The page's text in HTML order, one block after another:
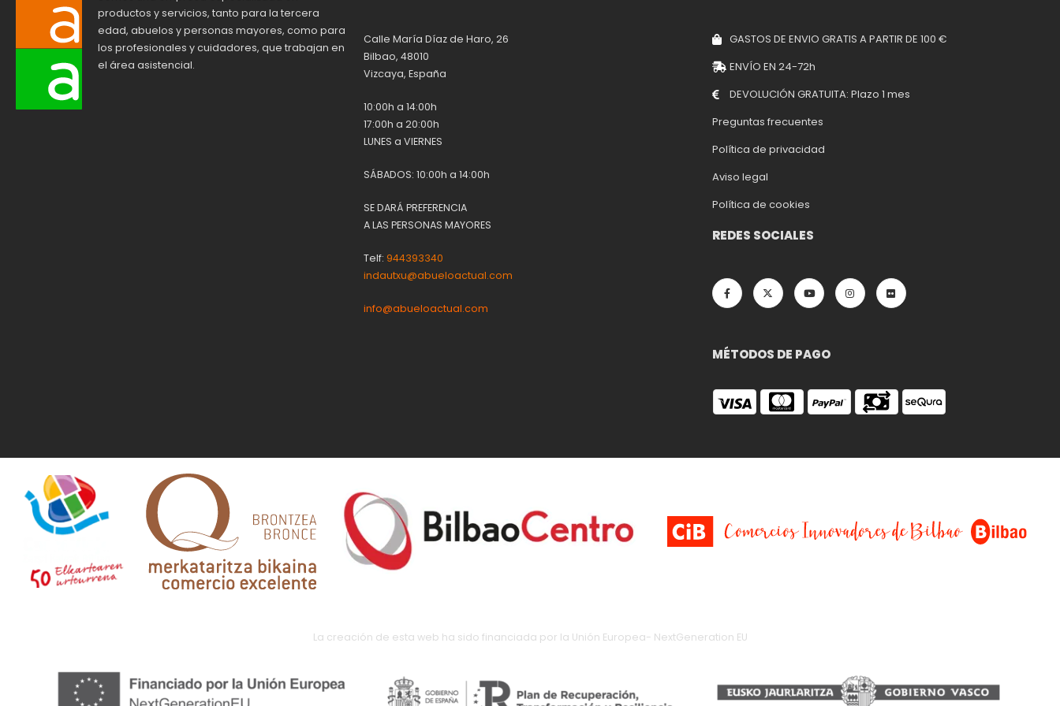
productos y servicios, tanto para la tercera
edad, abuelos y personas mayores, como para
los profesionales y cuidadores, que trabajan en
el área asistencial.
Calle María Díaz de Haro, 26
Bilbao, 48010
Vizcaya, España
10:00h a 14:00h
17:00h a 20:00h
LUNES a VIERNES
SÁBADOS: 10:00h a 14:00h
SE DARÁ PREFERENCIA
A LAS PERSONAS MAYORES
Telf:944393340
indautxu@abueloactual.com
info@abueloactual.com
GASTOS DE ENVIO GRATIS A PARTIR DE 100 €
ENVÍO EN 24-72h
DEVOLUCIÓN GRATUITA: Plazo 1 mes
Preguntas frecuentes
Política de privacidad
Aviso legal
Política de cookies
REDES SOCIALES
MÉTODOS DE PAGO
La creación de esta web ha sido financiada por la Unión Europea- NextGeneration EU